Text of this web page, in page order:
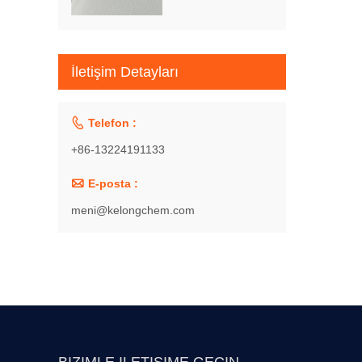
İletişim Detayları
 Telefon :
+86-13224191133
 E-posta :
meni@kelongchem.com